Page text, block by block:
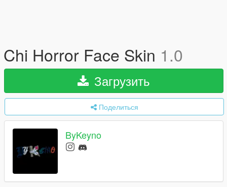
Chi Horror Face Skin 1.0
Загрузить
Поделиться
ByKeyno